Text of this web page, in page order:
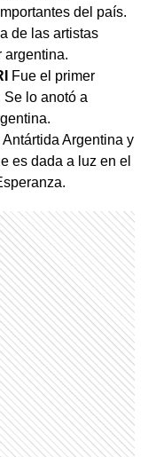
del país.
de las artistas
argentina.
Fue el primer
lo anotó a
Antártida Argentina y
es dada a luz en el